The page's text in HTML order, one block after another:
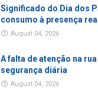
Significado do Dia dos
consumo à presença real
August 04, 2026
A falta de atenção na
segurança diária
August 04, 2026